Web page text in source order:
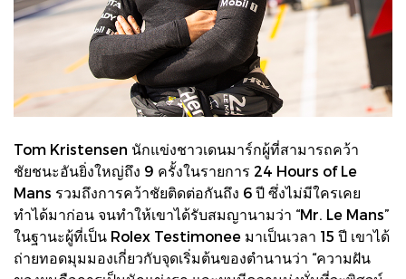
Tom Kristensen นักแข่งชาวเดนมาร์กผู้ที่สามารถคว้า
ชัยชนะอันยิ่งใหญ่ถึง 9 ครั้งในรายการ 24 Hours of Le
Mans รวมถึงการคว้าชัยติดต่อกันถึง 6 ปี ซึ่งไม่มีใครเคย
ทำได้มาก่อน จนทำให้เขาได้รับสมญานามว่า “Mr. Le Mans”
ในฐานะผู้ที่เป็น Rolex Testimonee มาเป็นเวลา 15 ปี เขาได้
ถ่ายทอดมุมมองเกี่ยวกับจุดเริ่มต้นของตำนานว่า “ความฝัน